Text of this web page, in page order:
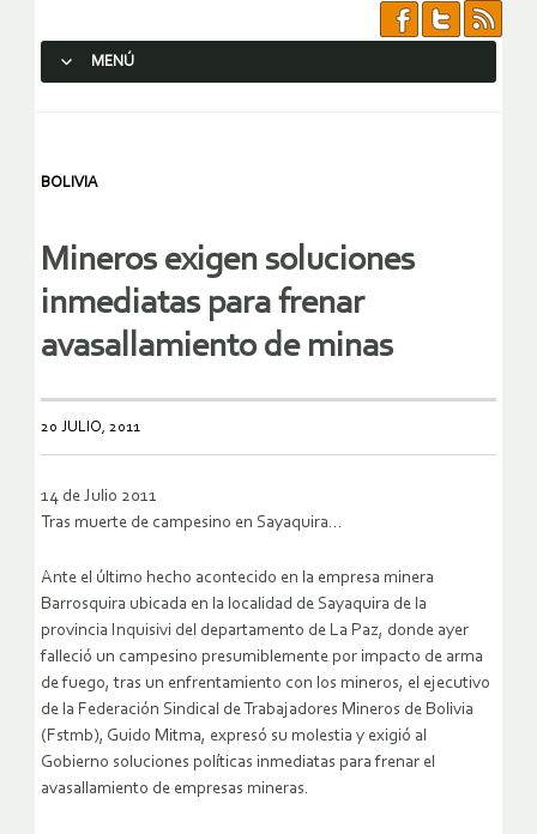
MENÚ
BOLIVIA
Mineros exigen soluciones
inmediatas para frenar
avasallamiento de minas
20 JULIO, 2011
14 de Julio 2011
Tras muerte de campesino en Sayaquira…
Ante el último hecho acontecido en la empresa minera
Barrosquira ubicada en la localidad de Sayaquira de la
provincia Inquisivi del departamento de La Paz, donde ayer
falleció un campesino presumiblemente por impacto de arma
de fuego, tras un enfrentamiento con los mineros, el ejecutivo
de la Federación Sindical de Trabajadores Mineros de Bolivia
(Fstmb), Guido Mitma, expresó su molestia y exigió al
Gobierno soluciones políticas inmediatas para frenar el
avasallamiento de empresas mineras.